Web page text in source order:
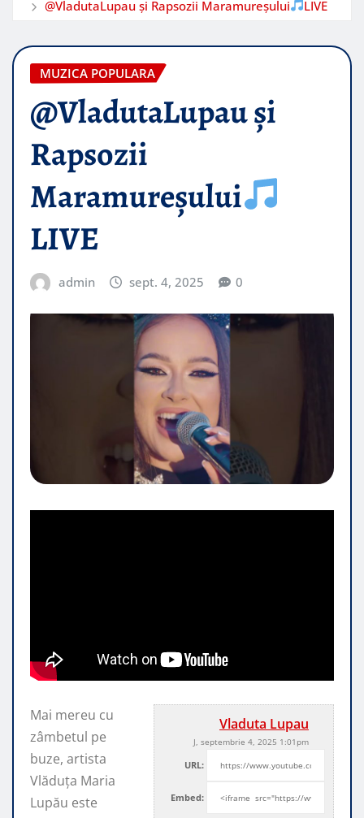
@VladutaLupau și Rapsozii Maramureșului
LIVE
MUZICA POPULARA
@VladutaLupau și
Rapsozii
Maramureșului
LIVE
admin sept. 4, 2025 0
Vladuta Lupau
J, septembrie 4, 2025 1:01pm
URL:
Embed:
Mai mereu cu
zâmbetul pe
buze, artista
Vlăduța Maria
Lupău este